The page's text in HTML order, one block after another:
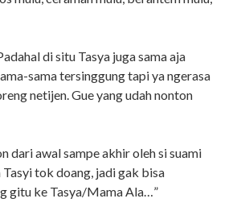
di situ Tasya juga sama aja
sama tersinggung tapi ya ngerasa
netijen. Gue yang udah nonton
dari awal sampe akhir oleh si suami
tok doang, jadi gak bisa
gitu ke Tasya/Mama Ala…”